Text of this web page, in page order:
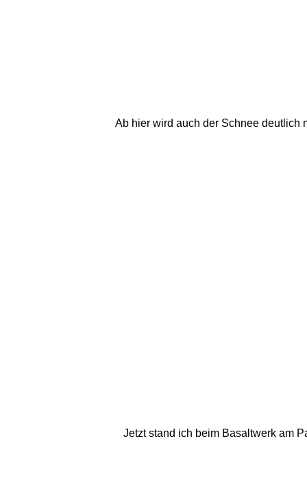
Ab hier wird auch der Schnee deutlich
Jetzt stand ich beim Basaltwerk am